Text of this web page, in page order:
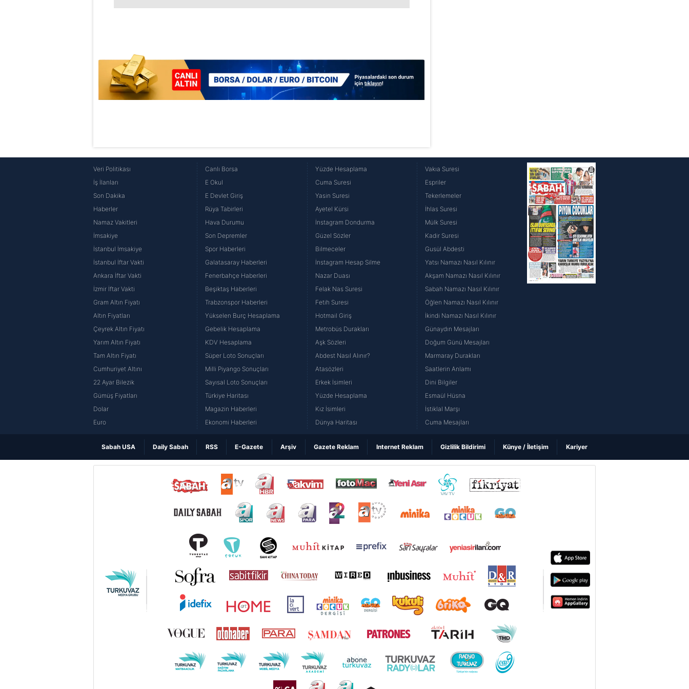
Veri Politikası
İş İlanları
Son Dakika
Haberler
Namaz Vakitleri
İmsakiye
İstanbul İmsakiye
İstanbul İftar Vakti
Ankara İftar Vakti
İzmir İftar Vakti
Gram Altın Fiyatı
Altın Fiyatları
Çeyrek Altın Fiyatı
Yarım Altın Fiyatı
Tam Altın Fiyatı
Cumhuriyet Altını
22 Ayar Bilezik
Gümüş Fiyatları
Dolar
Euro
Canlı Borsa
E Okul
E Devlet Giriş
Rüya Tabirleri
Hava Durumu
Son Depremler
Spor Haberleri
Galatasaray Haberleri
Fenerbahçe Haberleri
Beşiktaş Haberleri
Trabzonspor Haberleri
Yükselen Burç Hesaplama
Gebelik Hesaplama
KDV Hesaplama
Süper Loto Sonuçları
Milli Piyango Sonuçları
Sayısal Loto Sonuçları
Türkiye Haritası
Magazin Haberleri
Ekonomi Haberleri
Yüzde Hesaplama
Cuma Suresi
Yasin Suresi
Ayetel Kürsi
İnstagram Dondurma
Güzel Sözler
Bilmeceler
İnstagram Hesap Silme
Nazar Duası
Felak Nas Suresi
Fetih Suresi
Hotmail Giriş
Metrobüs Durakları
Aşk Sözleri
Abdest Nasıl Alınır?
Atasözleri
Erkek İsimleri
Yüzde Hesaplama
Kız İsimleri
Dünya Haritası
Vakıa Suresi
Espriler
Tekerlemeler
İhlas Suresi
Mülk Suresi
Kadir Suresi
Gusül Abdesti
Yatsı Namazı Nasıl Kılınır
Akşam Namazı Nasıl Kılınır
Sabah Namazı Nasıl Kılınır
Öğlen Namazı Nasıl Kılınır
İkindi Namazı Nasıl Kılınır
Günaydın Mesajları
Doğum Günü Mesajları
Marmaray Durakları
Saatlerin Anlamı
Dini Bilgiler
Esmaül Hüsna
İstiklal Marşı
Cuma Mesajları
Sabah USA Daily Sabah RSS E-Gazete Arşiv Gazete Reklam Internet Reklam Gizlilik Bildirimi Künye / İletişim Kariyer